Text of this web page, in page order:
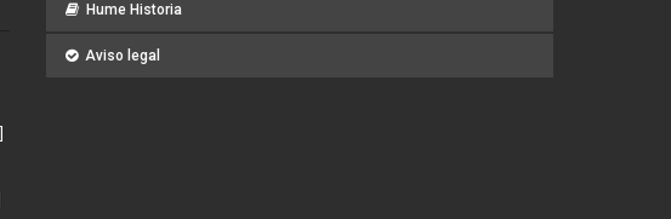
Hume Historia
Aviso legal